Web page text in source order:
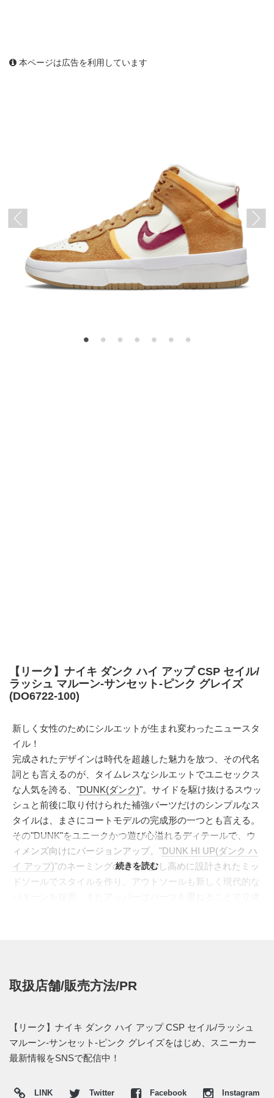
本ページは広告を利用しています
【リーク】ナイキ ダンク ハイ アップ CSP セイル/
ラッシュ マルーン-サンセット-ピンク グレイズ
(DO6722-100)
新しく女性のためにシルエットが生まれ変わったニュースタ
イル！
完成されたデザインは時代を超越した魅力を放つ、その代名
詞とも言えるのが、タイムレスなシルエットでユニセックス
な人気を誇る、"DUNK(ダンク)"。サイドを駆け抜けるスウッ
シュと前後に取り付けられた補強パーツだけのシンプルなス
タイルは、まさにコートモデルの完成形の一つとも言える。
その"DUNK"をユニークかつ遊び心溢れるディテールで、ウ
ィメンズ向けにバージョンアップ。"DUNK HI UP(ダンク ハ
イ アップ)"のネーミングの通り、少し高めに設計されたミッ
ドソールでスタイルを作り、アウトソールも新しく現代的な
スの取れた配色へ。人気のシルエットを受け継ぎながらも、
海外では2021年発売予定。 また新たな情報が入り次第、ス
ニーカーウォーズの
Twitter やFacebookなどで報告したい。
続きを読む
取扱店舗/販売方法/PR
【リーク】ナイキ ダンク ハイ アップ CSP セイル/ラッシュ
マルーン-サンセット-ピンク グレイズをはじめ、スニーカー
最新情報をSNSで配信中！
LINK Twitter Facebook Instagram